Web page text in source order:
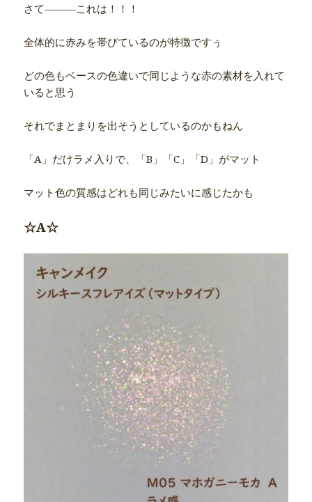
さて―――これは！！！
全体的に赤みを帯びているのが特徴ですぅ
どの色もベースの色違いで同じような赤の素材を入れて
いると思う
それでまとまりを出そうとしているのかもねん
「A」だけラメ入りで、「B」「C」「D」がマット
マット色の質感はどれも同じみたいに感じたかも
☆A☆